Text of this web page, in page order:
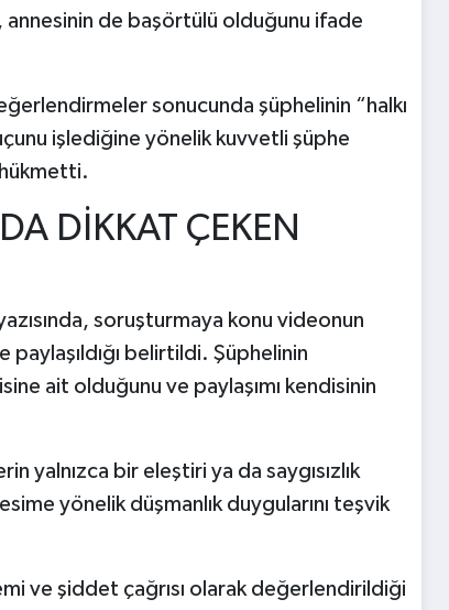
annesinin de başörtülü olduğunu ifade
sonucunda şüphelinin “halkı
işlediğine yönelik kuvvetli şüphe
DİKKAT ÇEKEN
soruşturmaya konu videonun
belirtildi. Şüphelinin
ait olduğunu ve paylaşımı kendisinin
yalnızca bir eleştiri ya da saygısızlık
yönelik düşmanlık duygularını teşvik
ve şiddet çağrısı olarak değerlendirildiği